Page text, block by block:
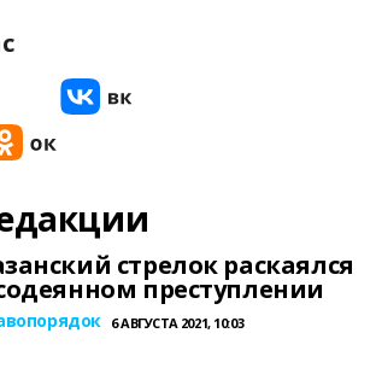
стрелок раскаялся
преступлении
6 АВГУСТА 2021, 10:03